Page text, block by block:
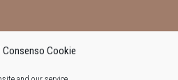
Cookie
di fatto